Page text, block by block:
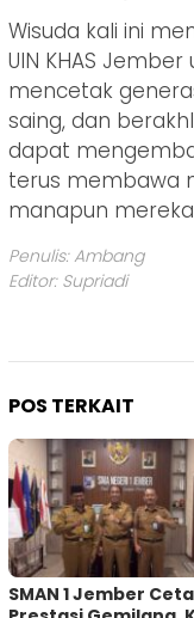
Wisuda kali ini
UIN KHAS
mencetak
saing, dan
dapat
terus membawa
manapun
Penulis: Ambang
Editor: Supriadi
POS TERKAIT
SMAN 1 Jember